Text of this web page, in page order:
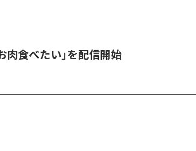
肉食べたい」を配信開始